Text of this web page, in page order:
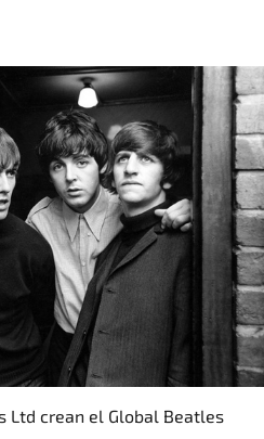
Ltd crean el Global Beatles